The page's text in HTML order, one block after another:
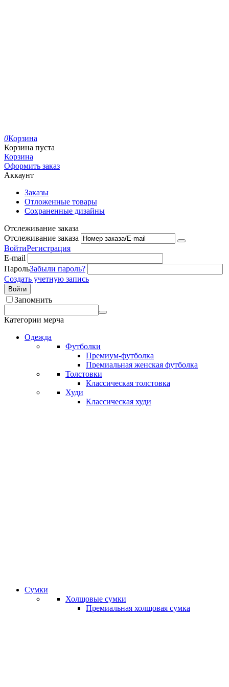
0Корзина
Корзина пуста
Корзина
Оформить заказ
Аккаунт
Заказы
Отложенные товары
Сохраненные дизайны
Отслеживание заказа
Отслеживание заказа
ВойтиРегистрация
E-mail
ПарольЗабыли пароль?
Создать учетную запись
Войти
Запомнить
Категории мерча
Одежда
Футболки
Премиум-футболка
Премиальная женская футболка
Толстовки
Классическая толстовка
Худи
Классическая худи
Сумки
Холщовые сумки
Премиальная холщовая сумка